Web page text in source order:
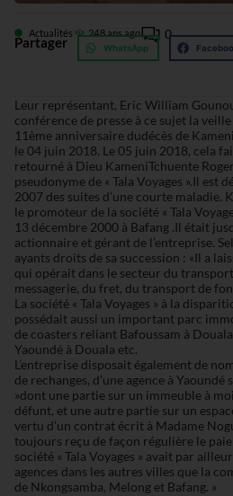
Actualités 248 ans ago 0
Partager WhatsApp
Leur représentant, Eric William
conférence de presse à ce sujet la
11ème anniversaire dudécès de
le 04 juin 2018. Le 05 juin 2018, cela
retourné à Dieu KameniTchuente
pseudonyme de « Tala Voyages ».Il est
2007 des suites d’une courte maladie.
le promoteur de la société « Tala
13 décembre 2000 à Bafang .Il était
actionnaire et gérant de l’entreprise.
ayants droits de sa succession : «Il a
qui opérait dans le secteur du
messagerie, du fret, du transport de
La société « Tala Voyages » à la
possédait aussi un important parc
de coasters reliant Bafoussam à
Yaoundé à Douala etc.
L’entreprise disposait également de
de rechanges, d’une agence à
»dont une partie sur un immeuble à
défunt, et une autre partie sur un
vertu d’un contrat écrit à Madame
toujours reçu de façon régulière le
société « Tala Voyages » avait par
agences dans les autres villes que la
de Nkongsamba, Melong et Bafang. »